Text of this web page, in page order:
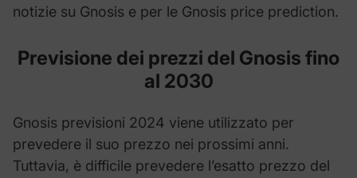
notizie su Gnosis e per le Gnosis price prediction.
Previsione dei prezzi del Gnosis fino
al 2030
Gnosis previsioni 2024 viene utilizzato per
prevedere il suo prezzo nei prossimi anni.
Tuttavia, è difficile prevedere l’esatto prezzo del